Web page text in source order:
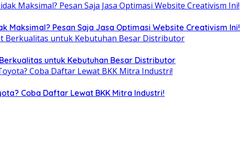
Maksimal? Pesan Saja Jasa Optimasi Website Creativism Ini!
untuk Kebutuhan Besar Distributor
Coba Daftar Lewat BKK Mitra Industri!